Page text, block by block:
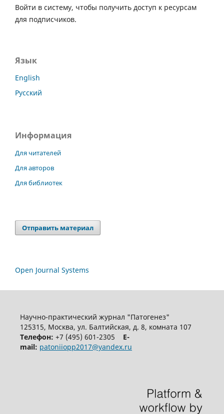
Войти в систему, чтобы получить доступ к ресурсам
для подписчиков.
Язык
English
Русский
Информация
Для читателей
Для авторов
Для библиотек
Отправить материал
Open Journal Systems
Научно-практический журнал "Патогенез"
125315, Москва, ул. Балтийская, д. 8, комната 107
Телефон: +7 (495) 601-2305 E-
mail: patoniiopp2017@yandex.ru